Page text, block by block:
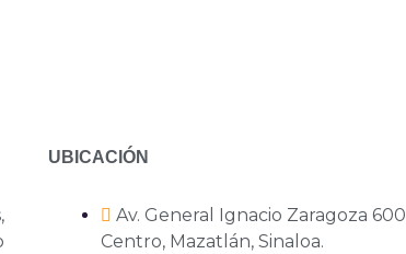
UBICACIÓN
Av. General Ignacio Zaragoza 600
Centro, Mazatlán, Sinaloa.